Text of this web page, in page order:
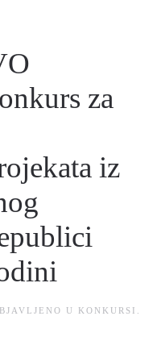
za
iz
U KONKURSI